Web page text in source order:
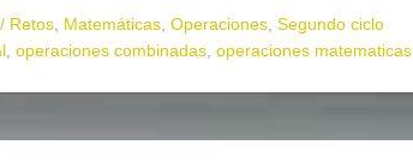
Retos Matemáticas Operaciones Segundo ciclo
operaciones combinadas operaciones matematicas